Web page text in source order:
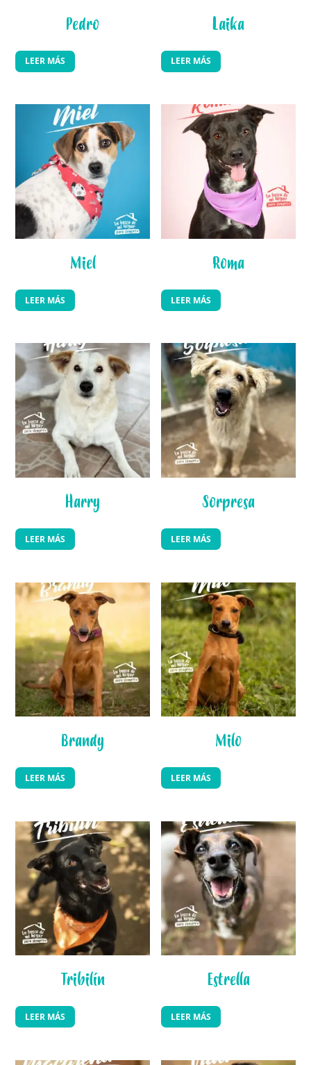
Pedro
LEER MÁS
Laika
LEER MÁS
Miel
LEER MÁS
Roma
LEER MÁS
Harry
LEER MÁS
Sorpresa
LEER MÁS
Brandy
LEER MÁS
Milo
LEER MÁS
Tribilín
LEER MÁS
Estrella
LEER MÁS